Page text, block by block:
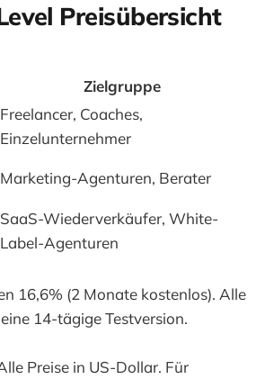
Preisübersicht
Zielgruppe
Freelancer, Coaches,
Einzelunternehmer
Marketing-Agenturen, Berater
SaaS-Wiederverkäufer, White-
Label-Agenturen
16,6% (2 Monate kostenlos). Alle
14-tägige Testversion.
Preise in US-Dollar. Für